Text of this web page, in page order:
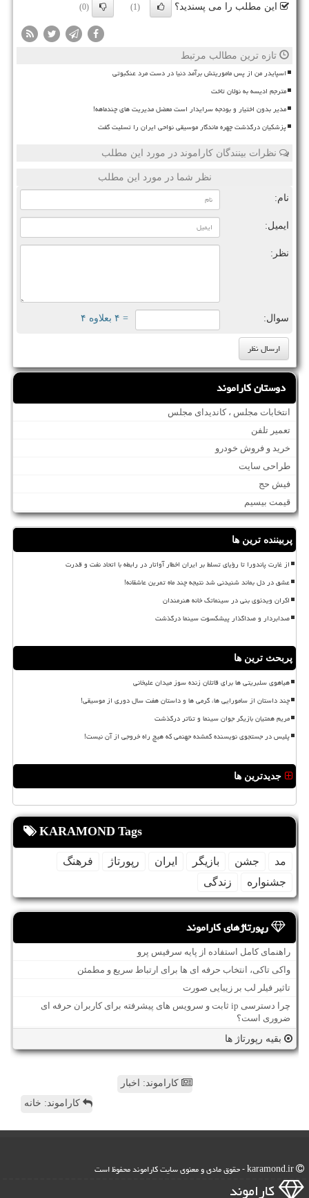
این مطلب را می پسندید؟ (1)
(0)
تازه ترین مطالب مرتبط
اسپایدر من از پس ماموریتش برآمد دنیا در دست مرد عنکبوتی
مترجم ادیسه به نولان تاخت
مدیر بدون اختیار و بودجه سرایدار است معضل مدیریت های چندماهه!
پزشکیان درگذشت چهره ماندگار موسیقی نواحی ایران را تسلیت گفت
نظرات بینندگان کاراموند در مورد این مطلب
نظر شما در مورد این مطلب
نام:
ایمیل:
نظر:
سوال: = ۴ بعلاوه ۴
دوستان کاراموند
انتخابات مجلس ، کاندیدای مجلس
تعمیر تلفن
خرید و فروش خودرو
طراحی سایت
فیش حج
قیمت بیسیم
پربیننده ترین ها
از غارت پاندورا تا رؤیای تسلط بر ایران اخطار آواتار در رابطه با اتحاد نفت و قدرت
عشق در دل بماند شنیدنی شد نتیجه چند ماه تمرین عاشقانه!
اکران ویدئوی بنی در سینماتک خانه هنرمندان
صدابردار و صداگذار پیشکسوت سینما درگذشت
پربحث ترین ها
هیاهوی سلبریتی ها برای قاتلان زنده سوز میدان علیخانی
چند داستان از سامورایی ها، گرمی ها و داستان هفت سال دوری از موسیقی!
مریم همتیان بازیگر جوان سینما و تئاتر درگذشت
پلیس در جستجوی نویسنده گمشده جهنمی که هیچ راه خروجی از آن نیست!
جدیدترین ها
KARAMOND Tags
مد جشن بازیگر ایران رپورتاژ
فرهنگ
جشنواره
زندگی
رپورتاژهای کاراموند
راهنمای کامل استفاده از پایه سرفیس پرو
واکی تاکی، انتخاب حرفه ای ها برای ارتباط سریع و مطمئن
تاثیر فیلر لب بر زیبایی صورت
چرا دسترسی ip ثابت و سرویس های پیشرفته برای کاربران حرفه ای
ضروری است؟
بقیه رپورتاژ ها
کاراموند: اخبار
کاراموند: خانه
كاراموند